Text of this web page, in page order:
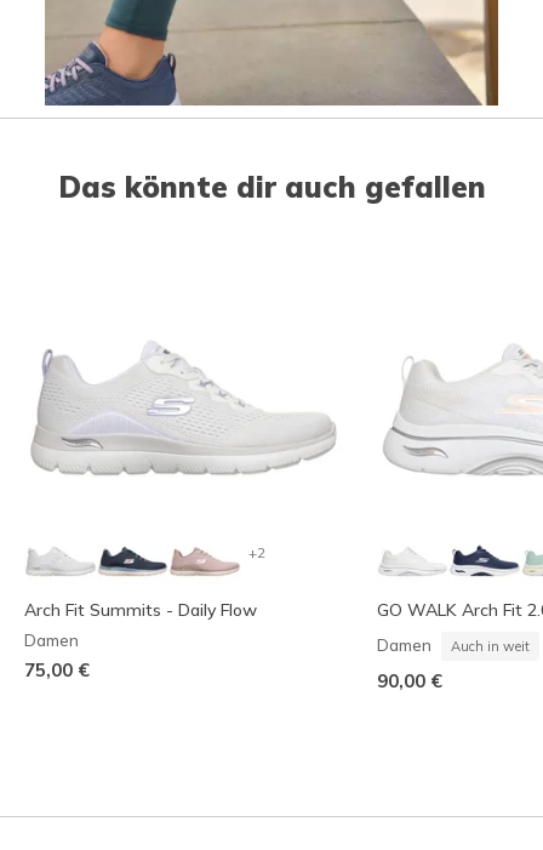
Slidepanel 1 of 1, Showing items 1 to 1 of 1.
Das könnte dir auch gefallen
+2
Arch Fit Summits - Daily Flow
Damen
75,00 €
GO WALK Arch Fit
Damen Auch in weit
90,00 €